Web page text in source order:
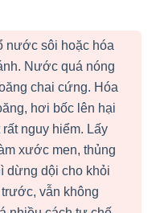
nước sôi hoặc hóa
Nước quá nóng
chai cứng. Hóa
hơi bốc lên hại
nguy hiểm. Lấy
xước men, thủng
dừng dội cho khỏi
vẫn không